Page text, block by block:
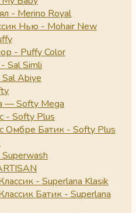
- Merino Royal
Нью - Mohair New
- Puffy Color
Sal Simli
Abiye
— Softy Mega
- Softy Plus
Омбре Батик - Softy Plus
- Superlana Klasik
Батик - Superlana